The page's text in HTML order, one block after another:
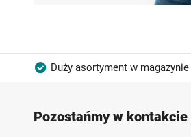
Duży asortyment w magazynie
Pozostańmy w kontakcie